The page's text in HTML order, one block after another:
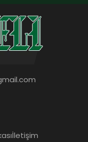
İletişim